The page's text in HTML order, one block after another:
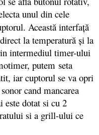
unul din cele
Această interfaţă
la temperatură şi la
intermediul timer-ului
putem seta
iar cuptorul se va opri
cand mancarea
este dotat si cu 2
si a grill-ului ce